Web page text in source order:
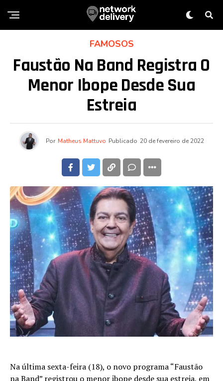
FAMOSOS
Faustão Na Band Registra O
Menor Ibope Desde Sua
Estreia
Por Matheus Mattuvo Publicado 20 de fevereiro de 2022
Na última sexta-feira (18), o novo programa “Faustão
na Band” registrou o menor ibope desde sua estreia, em